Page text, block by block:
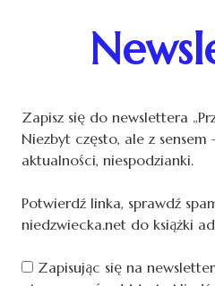
Zapisz się do newslettera
Niezbyt często, ale z sensem
aktualności, niespodzianki.
Potwierdź linka, sprawdź
niedzwiecka.net do książki
Zapisując się na